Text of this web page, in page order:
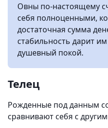
Овны по-настоящему
себя полноценными,
достаточная сумма
стабильность дарит
душевный покой.
Телец
Рожденные под данным
сравнивают себя с